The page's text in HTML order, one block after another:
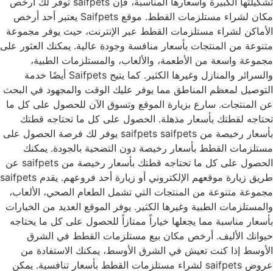
مكان لشراء مستلزمات القطط. موقع Saifpets يعتبر أحد أرخص
الأماكن لشراء مستلزمات القطط عبر الإنترنت، حيث يوفر مجموعة
متنوعة من المنتجات بأسعار منافسة وجودة عالية. يمكنك العثور على
مجموعة واسعة من الأطعمة، والألعاب، والمستلزمات الطبية،
والسرائر والمنازل وغيرها الكثير. كما يتيح Saifpets أيضًا خدمة
التوصيل لمعظم المناطق مما يوفر عليك الوقت والمجهود في البحث
عن المنتجات. سارع بزيارة الموقع وتسوق الآن للحصول على كل ما
تحتاجه لقطتك بأسعار مذهلة. الحصول على كل ما تحتاجه قطتك
بأسعار رخيصة من saifpets saifpets يوفر لك فرصة الحصول على
مستلزمات القطط بأسعار رخيصة دون التضحية بالجودة. يمكنك
الحصول على كل ما تحتاجه قطتك بأسعار رخيصة من saifpets عن
طريق زيارة موقعهم الإلكتروني أو زيارة أحد فروعهم. يقدم saifpets
مجموعة متنوعة من المنتجات التي تشمل الطعام الصحي، الألعاب،
والمستلزمات الطبية وغيرها الكثير. يوفر الموقع العديد من الخيارات
بأسعار مناسبة مما يجعلها خياراً ممتازاً للحصول على كل ما يحتاجه
حيوانك الأليف. أرخص مكان بيع مستلزمات القطط في الشرق
الأوسط إذا كنت تعيش في الشرق الأوسط، يمكنك الاستفادة من
عروض saifpets لشراء مستلزمات القطط بأسعار تنافسية. يمكن